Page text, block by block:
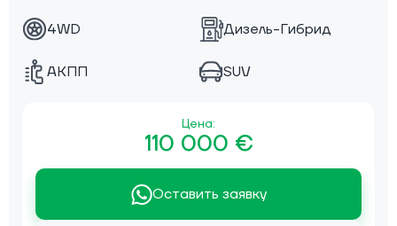
4WD Дизель-Гибрид
АКПП SUV
Цена:
110 000 €
Оставить заявку